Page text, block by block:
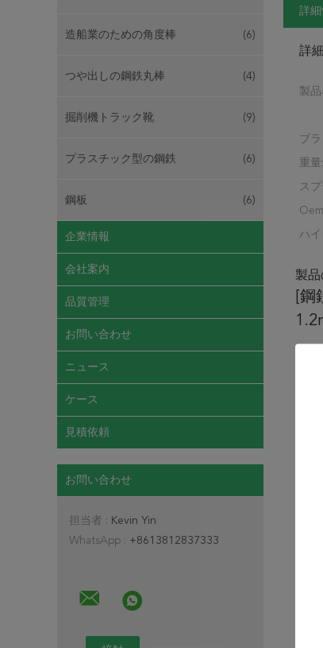
造船業のための角度棒 (6)
つや出しの鋼鉄丸棒 (4)
掘削機トラック靴 (9)
プラスチック型の鋼鉄 (6)
鋼板 (6)
企業情報
会社案内
品質管理
お問い合わせ
ニュース
ケース
見積依頼
お問い合わせ
担当者 : Kevin Yin
WhatsApp : +8613812837333
詳細
詳
製品
ブ
重量:
ス
ハイ
製品
[
溶